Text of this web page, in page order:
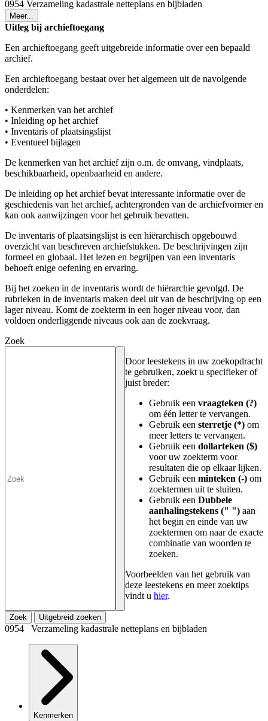
0954 Verzameling kadastrale netteplans en bijbladen
Meer...
Uitleg bij archieftoegang
Een archieftoegang geeft uitgebreide informatie over een bepaald
archief.
Een archieftoegang bestaat over het algemeen uit de navolgende
onderdelen:
• Kenmerken van het archief
• Inleiding op het archief
• Inventaris of plaatsingslijst
• Eventueel bijlagen
De kenmerken van het archief zijn o.m. de omvang, vindplaats,
beschikbaarheid, openbaarheid en andere.
De inleiding op het archief bevat interessante informatie over de
geschiedenis van het archief, achtergronden van de archiefvormer en
kan ook aanwijzingen voor het gebruik bevatten.
De inventaris of plaatsingslijst is een hiërarchisch opgebouwd
overzicht van beschreven archiefstukken. De beschrijvingen zijn
formeel en globaal. Het lezen en begrijpen van een inventaris
behoeft enige oefening en ervaring.
Bij het zoeken in de inventaris wordt de hiërarchie gevolgd. De
rubrieken in de inventaris maken deel uit van de beschrijving op een
lager niveau. Komt de zoekterm in een hoger niveau voor, dan
voldoen onderliggende niveaus ook aan de zoekvraag.
Zoek
Door leestekens in uw zoekopdracht
te gebruiken, zoekt u specifieker of
juist breder:
Gebruik een vraagteken (?)
om één letter te vervangen.
Gebruik een sterretje (*) om
meer letters te vervangen.
Gebruik een dollarteken ($)
voor uw zoekterm voor
resultaten die op elkaar lijken.
Gebruik een minteken (-) om
zoektermen uit te sluiten.
Gebruik een Dubbele
aanhalingstekens (" ") aan
het begin en einde van uw
zoektermen om naar de exacte
combinatie van woorden te
zoeken.
Voorbeelden van het gebruik van
deze leestekens en meer zoektips
vindt u hier.
Zoek Uitgebreid zoeken
0954 Verzameling kadastrale netteplans en bijbladen
Kenmerken